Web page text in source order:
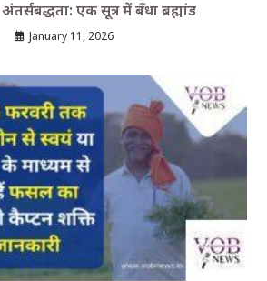
एक सूत्र में बँधा ब्रह्मांड
January 11, 2026